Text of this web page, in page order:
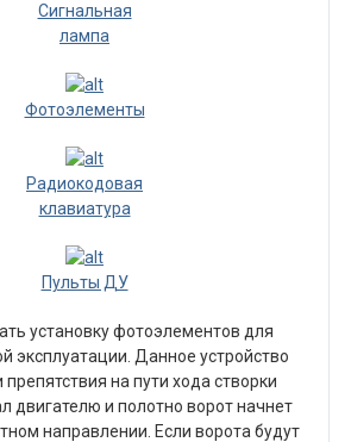
Сигнальная
лампа
Фотоэлементы
Радиокодовая
клавиатура
Пульты ДУ
установку фотоэлементов для
эксплуатации. Данное устройство
на пути хода створки
двигателю и полотно ворот начнет
направлении. Если ворота будут